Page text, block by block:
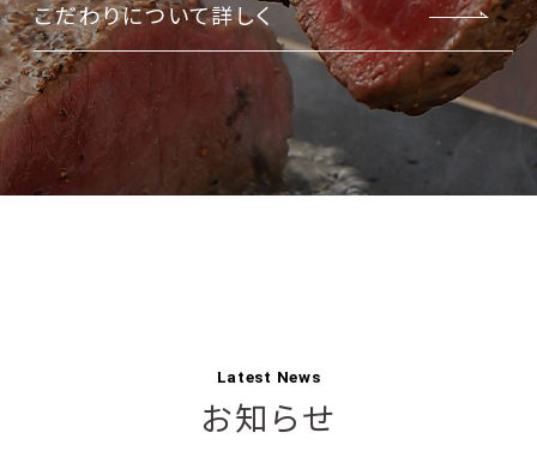
こだわりについて詳しく
Latest News
お知らせ